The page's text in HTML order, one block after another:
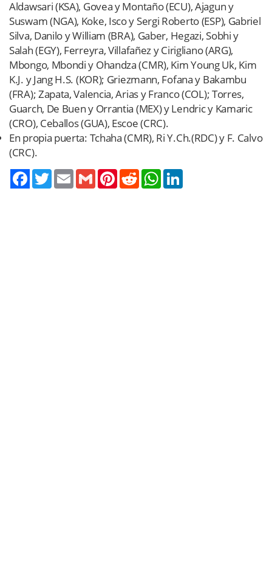
Aldawsari (KSA), Govea y Montaño (ECU), Ajagun y
Suswam (NGA), Koke, Isco y Sergi Roberto (ESP), Gabriel
Silva, Danilo y William (BRA), Gaber, Hegazi, Sobhi y
Salah (EGY), Ferreyra, Villafañez y Cirigliano (ARG),
Mbongo, Mbondi y Ohandza (CMR), Kim Young Uk, Kim
K.J. y Jang H.S. (KOR); Griezmann, Fofana y Bakambu
(FRA); Zapata, Valencia, Arias y Franco (COL); Torres,
Guarch, De Buen y Orrantia (MEX) y Lendric y Kamaric
(CRO), Ceballos (GUA), Escoe (CRC).
En propia puerta: Tchaha (CMR), Ri Y.Ch.(RDC) y F. Calvo
(CRC).
TwitterEmail Gmail PinterestReddit WhatsApp